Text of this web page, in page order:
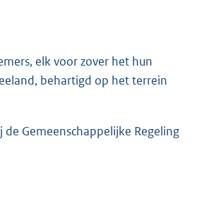
elk voor zover het hun
behartigd op het terrein
Gemeenschappelijke Regeling